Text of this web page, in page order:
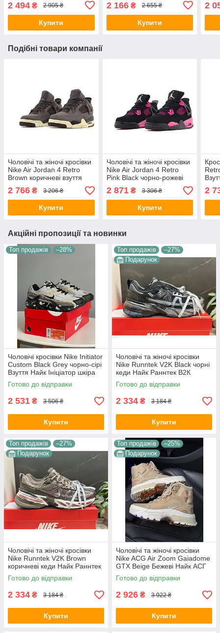
текстиль В'єтнам
2 494 ₴ 2 905 ₴
Купити
демісезон В'єтнам
2 166₴ 2 655 ₴
Купити
Ред
2
Подібні товари компанії
Чоловічі та жіночі кросівки
Nike Air Jordan 4 Retro
Brown коричневі взуття
Найк Джордан 4 нубук
текстиль гума демісезон
унісекс
2 766 ₴ 3 206 ₴
Купити
Чоловічі та жіночі кросівки
Nike Air Jordan 4 Retro
Pink Black чорно-рожеві
взуття Найк Джордан 4
нубук гума демісезон
унісекс
2 871₴ 3 306 ₴
Купити
2
Акційні пропозиції та новинки
Топ продажів –28%
Чоловічі кросівки Nike Initiator
Custom Black Grey чорно-сірі
Взуття Найк Ініціатор шкіра
текстиль демісезонні для
хлопців
Готово до відправки
2 531 ₴ 3 506 ₴
Купити
Топ продажів
–27%
Подарунок
Чоловічі та жіночі кросівки
Nike Runntek V2K Black чорні
кеди Найк Раннтек В2К
текстиль демісезон унісекс
В'єтнам
Готово до відправки
2 334 ₴ 3 184 ₴
Купити
Топ продажів
–27%
Подарунок
Чоловічі та жіночі кросівки
Nike Runntek V2K Brown
коричневі кеди Найк Раннтек
В2К текстиль демісезон
унісекс В'єтнам
Готово до відправки
2 334 ₴ 3 184 ₴
Купити
Топ продажів
–25%
Подарунок
Чоловічі та жіночі кросівки
Nike ACG Air Zoom Gaiadome
GTX Beige Бежеві Найк АСГ
гума текстиль gore-tex осінь
зима унісекс
Готово до відправки
2 926 ₴ 3 922 ₴
Купити